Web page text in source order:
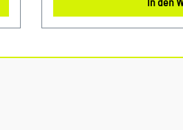
Lebensdauer und
Audi. Produktinfos: 100% passgenau, da Original Ersatzteile
In den